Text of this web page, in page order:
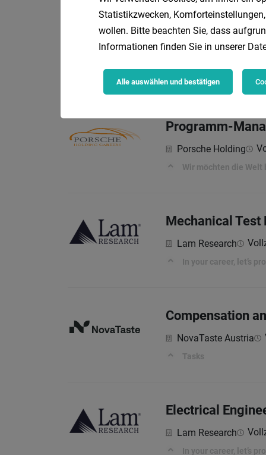
Senior Process
YOUR
Programm-
Porsche Holding
Wir möchten die Welt
Mechanical Test
Lam Research
In your career, let’s
Compensation
NovaTaste Austria
Tasks
Electrical
Lam Research
In your career, let’s
Statistikzwecken,
wollen. Bitte beachten Sie, dass
Informationen finden Sie in unserer
Alle auswählen und bestätigen